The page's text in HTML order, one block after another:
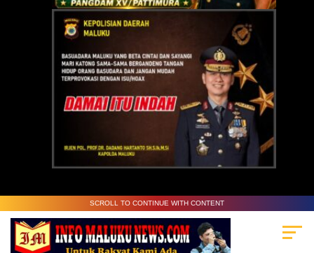
SCROLL TO CONTINUE WITH CONTENT